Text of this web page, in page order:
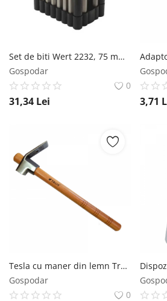
Set de biti Wert 2232, 75 mm, 32 bucati
Gospodar
0
31,34 Lei 3,71
Tesla cu maner din lemn Troy 27200, 470 gr
Gospodar
0